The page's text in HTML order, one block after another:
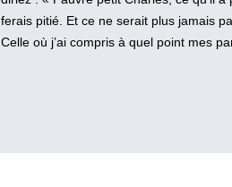
ferais pitié. Et ce ne serait plus jamais
Celle où j’ai compris à quel point mes